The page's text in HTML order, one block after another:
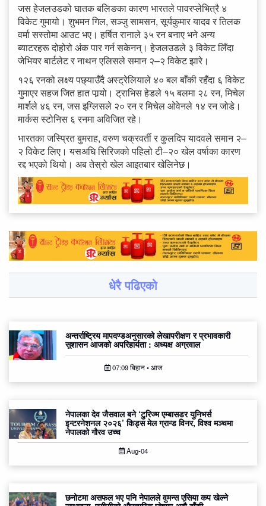
जस हेजलउडको घातक बलिङका कारण भारतले पावरप्लेभित्रै ४
विकेट गुमायो। शुभमन गिल, सञ्जु सामसन, सूर्यकुमार यादव र तिलक
वर्मा सस्तोमा आउट भए। हर्षित रानाले ३५ रन बनाए भने अन्य
ब्याटरहरू दोहोरो अंक पार गर्न सकेनन्। हेजलउडले ३ विकेट लिँदा
जेभियर बार्टलेट र नाथन एलिसले समान २–२ विकेट झारे।
१२६ रनको लक्ष्य पछ्याउँदै अस्ट्रेलियाले ४० बल बाँकी रहँदा ६ विकेट
गुमाएर सहज जित हात पार्‍यो। ट्राभिस हेडले १५ बलमा २८ रन, मिचेल
मार्शले ४६ रन, जस इग्लिसले २० रन र मिचेल ओवेनले १४ रन जोडे।
मार्कस स्टोनिस ६ रनमा अविजित रहे।
भारतका जस्प्रित बुमराह, वरुण चक्रवर्ती र कुलदिप यादवले समान २–
२ विकेट लिए। यसअघि सिरिजको पहिलो टी–२० खेल वर्षाका कारण
रद्द भएको थियो। अब तेस्रो खेल आइतबार खेलिनेछ।
धेरै पढिएको
अन्तर्राष्ट्रिय मापदण्डअनुसारको लेखापरीक्षण र प्रभावकारी
सुशासन आजको अपरिहार्यता : अध्यक्ष अग्रवाल
07:09 बिहान • आज
नेपालका देव जैसवाल बने ‘टुरिज्म एम्बासडर युनिभर्स
इन्टरनेशनल २०२६’ किड्स मेल ग्रान्ड विनर, विश्व मञ्चमा
नेपालको गौरव उच्च
Aug-04
छनोटमा असफल भए पनि नेपालले वुमन्स एसिया कप खेल्ने